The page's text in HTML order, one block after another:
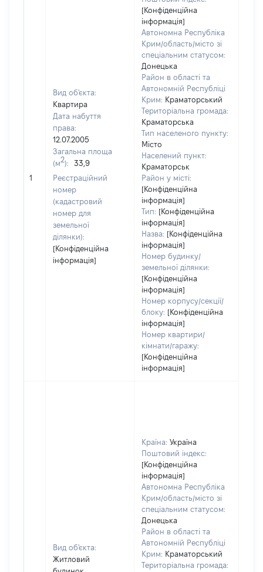
1
Вид об'єкта:
Квартира
Дата набуття
права:
12.07.2005
Загальна площа
(м2):
33,9
Реєстраційний
номер
(кадастровий
номер для
земельної
ділянки):
[Конфіденційна
інформація]
[Конфіденційна
інформація]
Автономна Республіка
Крим/область/місто зі
спеціальним статусом:
Донецька
Район в області та
Автономній Республіці
Крим: Краматорський
Територіальна громада:
Краматорська
Тип населеного пункту:
Місто
Населений пункт:
Краматорськ
Район у місті:
[Конфіденційна
інформація]
Тип: [Конфіденційна
інформація]
Назва: [Конфіденційна
інформація]
Номер будинку/
земельної ділянки:
[Конфіденційна
інформація]
Номер корпусу/секції/
блоку: [Конфіденційна
інформація]
Номер квартири/
кімнати/гаражу:
[Конфіденційна
інформація]
Вид об'єкта:
Житловий
Країна: Україна
Поштовий індекс:
[Конфіденційна
інформація]
Автономна Республіка
Крим/область/місто зі
спеціальним статусом:
Донецька
Район в області та
Автономній Республіці
Крим: Краматорський
Територіальна громада: